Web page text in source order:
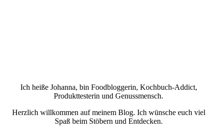
Ich heiße Johanna, bin Foodbloggerin, Kochbuch-Addict,
Produkttesterin und Genussmensch.
Herzlich willkommen auf meinem Blog. Ich wünsche euch viel
Spaß beim Stöbern und Entdecken.